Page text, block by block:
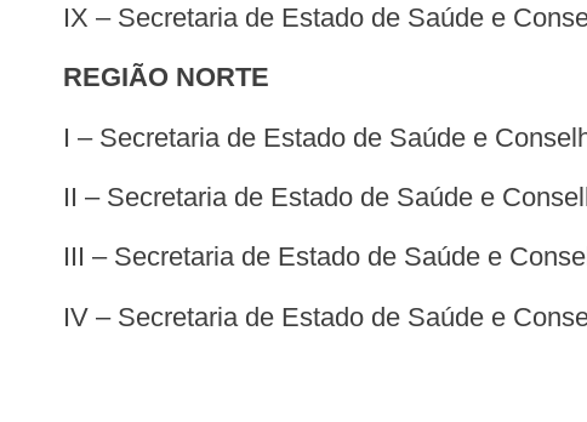
IX – Secretaria de Estado de Saúde e
REGIÃO NORTE
I – Secretaria de Estado de Saúde e
II – Secretaria de Estado de Saúde e
III – Secretaria de Estado de Saúde e
IV – Secretaria de Estado de Saúde e